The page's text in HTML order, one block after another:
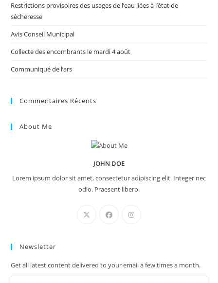
Restrictions provisoires des usages de l’eau liées à l’état de
sècheresse
Avis Conseil Municipal
Collecte des encombrants le mardi 4 août
Communiqué de l’ars
Commentaires Récents
About Me
JOHN DOE
Lorem ipsum dolor sit amet, consectetur adipiscing elit. Integer nec
odio. Praesent libero.
Newsletter
Get all latest content delivered to your email a few times a month.